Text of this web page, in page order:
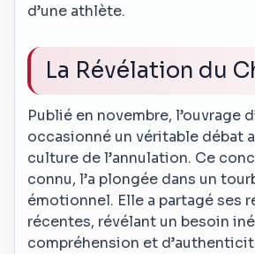
d’une athlète.
La Révélation du
Publié en novembre, l’ouvrage
occasionné un véritable débat
culture de l’annulation. Ce
connu, l’a plongée dans un
émotionnel. Elle a partagé ses
récentes, révélant un besoin
compréhension et